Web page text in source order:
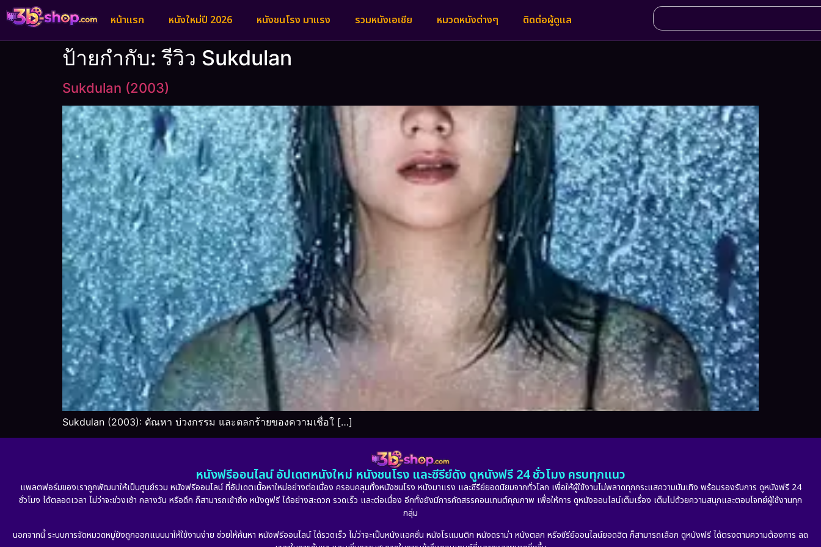
หน้าแรก หนังใหม่ปี 2026 หนังชนโรง มาแรง รวมหนังเอเชีย หมวดหนังต่างๆ ติดต่อผู้ดูแล
ป้ายกำกับ:รีวิว Sukdulan
Sukdulan (2003)
Sukdulan (2003): ตัณหา บ่วงกรรม และตลกร้ายของความเชื่อใ […]
หนังฟรีออนไลน์ อัปเดตหนังใหม่ หนังชนโรง และซีรีย์ดัง ดูหนังฟรี 24 ชั่วโมง ครบทุกแนว
แพลตฟอร์มของเราถูกพัฒนาให้เป็นศูนย์รวม หนังฟรีออนไลน์ ที่อัปเดตเนื้อหาใหม่อย่างต่อเนื่อง ครอบคลุมทั้งหนังชนโรง หนังมาแรง และซีรีย์ยอดนิยมจากทั่วโลก เพื่อให้ผู้ใช้งานไม่พลาดทุกกระแสความบันเทิง พร้อมรองรับการ ดูหนังฟรี 24
ชั่วโมง ได้ตลอดเวลา ไม่ว่าจะช่วงเช้า กลางวัน หรือดึก ก็สามารถเข้าถึง หนังดูฟรี ได้อย่างสะดวก รวดเร็ว และต่อเนื่อง อีกทั้งยังมีการคัดสรรคอนเทนต์คุณภาพ เพื่อให้การ ดูหนังออนไลน์เต็มเรื่อง เต็มไปด้วยความสนุกและตอบโจทย์ผู้ใช้งานทุก
กลุ่ม
นอกจากนี้ ระบบการจัดหมวดหมู่ยังถูกออกแบบมาให้ใช้งานง่าย ช่วยให้ค้นหา หนังฟรีออนไลน์ ได้รวดเร็ว ไม่ว่าจะเป็นหนังแอคชั่น หนังโรแมนติก หนังดราม่า หนังตลก หรือซีรีย์ออนไลน์ยอดฮิต ก็สามารถเลือก ดูหนังฟรี ได้ตรงตามความต้องการ ลด